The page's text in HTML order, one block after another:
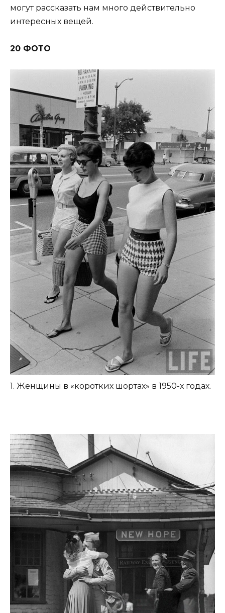
могут рассказать нам много действительно
интересных вещей.
20 ФОТО
1. Женщины в «коротких шортах» в 1950-х годах.